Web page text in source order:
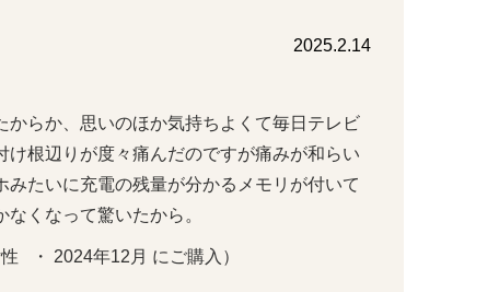
手のひらと指を低周波で刺激。
2025.2.14
からか、思いのほか気持ちよくて毎日テレビ
け根辺りが度々痛んだのですが痛みが和らい
たいに充電の残量が分かるメモリが付いて
くなって驚いたから。
・ 2024年12月 にご購入）